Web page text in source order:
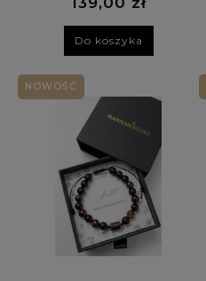
Do koszyka
NOWOŚĆ